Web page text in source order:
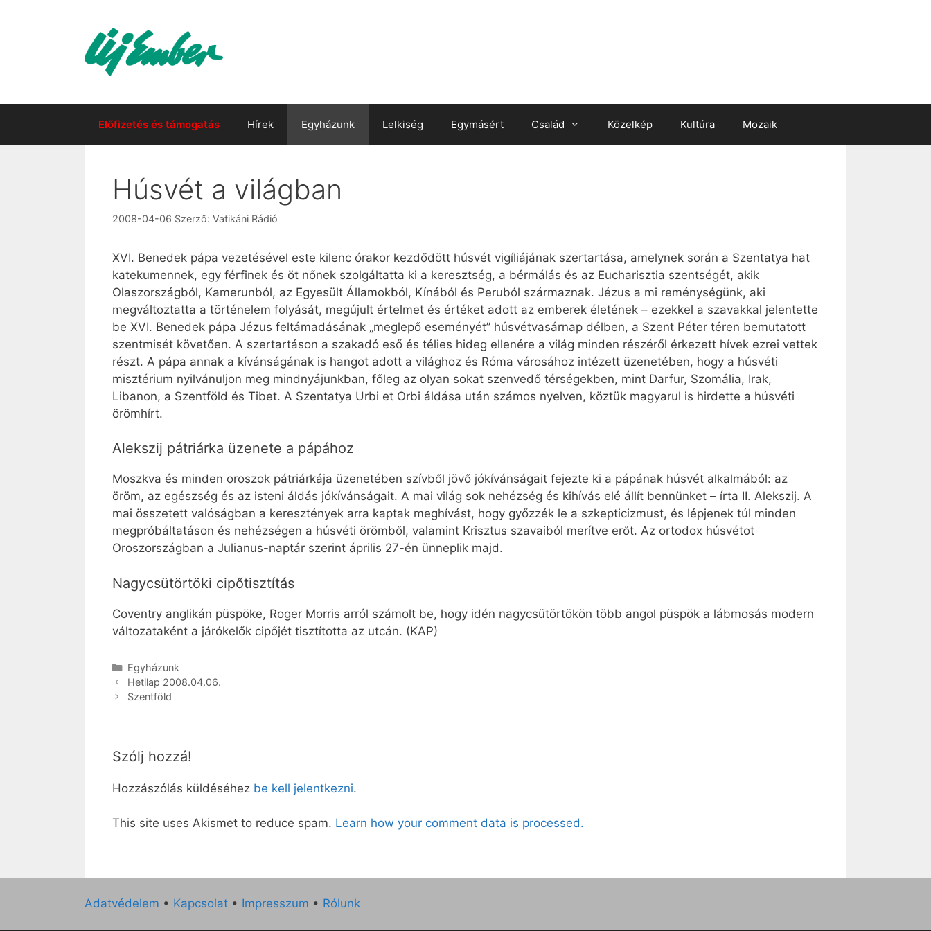
Előfizetés és támogatás Hírek Egyházunk Lelkiség Egymásért Család Közelkép Kultúra Mozaik
Húsvét a világban
2008-04-06 Szerző: Vatikáni Rádió
XVI. Benedek pápa vezetésével este kilenc órakor kezdődött húsvét vigíliájának szertartása, amelynek során a Szentatya hat
katekumennek, egy férfinek és öt nőnek szolgáltatta ki a keresztség, a bérmálás és az Eucharisztia szentségét, akik
Olaszországból, Kamerunból, az Egyesült Államokból, Kínából és Peruból származnak. Jézus a mi reménységünk, aki
megváltoztatta a történelem folyását, megújult értelmet és értéket adott az emberek életének – ezekkel a szavakkal jelentette
be XVI. Benedek pápa Jézus feltámadásának „meglepő eseményét” húsvétvasárnap délben, a Szent Péter téren bemutatott
szentmisét követően. A szertartáson a szakadó eső és télies hideg ellenére a világ minden részéről érkezett hívek ezrei vettek
részt. A pápa annak a kívánságának is hangot adott a világhoz és Róma városához intézett üzenetében, hogy a húsvéti
misztérium nyilvánuljon meg mindnyájunkban, főleg az olyan sokat szenvedő térségekben, mint Darfur, Szomália, Irak,
Libanon, a Szentföld és Tibet. A Szentatya Urbi et Orbi áldása után számos nyelven, köztük magyarul is hirdette a húsvéti
örömhírt.
Alekszij pátriárka üzenete a pápához
Moszkva és minden oroszok pátriárkája üzenetében szívből jövő jókívánságait fejezte ki a pápának húsvét alkalmából: az
öröm, az egészség és az isteni áldás jókívánságait. A mai világ sok nehézség és kihívás elé állít bennünket – írta II. Alekszij. A
mai összetett valóságban a keresztények arra kaptak meghívást, hogy győzzék le a szkepticizmust, és lépjenek túl minden
megpróbáltatáson és nehézségen a húsvéti örömből, valamint Krisztus szavaiból merítve erőt. Az ortodox húsvétot
Oroszországban a Julianus-naptár szerint április 27-én ünneplik majd.
Nagycsütörtöki cipőtisztítás
Coventry anglikán püspöke, Roger Morris arról számolt be, hogy idén nagycsütörtökön több angol püspök a lábmosás modern
változataként a járókelők cipőjét tisztította az utcán. (KAP)
Kategória
Egyházunk
Hetilap 2008.04.06.
Szentföld
Szólj hozzá!
Hozzászólás küldéséhez be kell jelentkezni.
This site uses Akismet to reduce spam. Learn how your comment data is processed.
Adatvédelem • Kapcsolat • Impresszum • Rólunk